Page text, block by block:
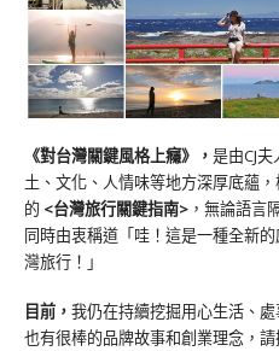
《對台灣關鍵風格上癮》 ， 是由CJ
土、文化、人情味等地方深厚底蘊
的 <台灣旅行關鍵指南> ，無論語言
同時由衷稱道「哇！這是一種全新
灣旅行！」
目前， 我仍在持續挖掘用心生活、
也有很棒的品牌故事和創業理念，